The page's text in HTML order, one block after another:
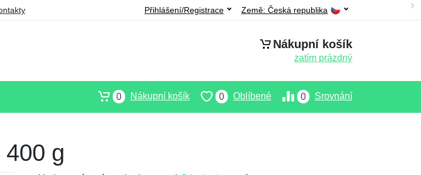
Země: Česká republika
Přihlášení/Registrace
Nákupní košík
zatím prázdný
0 Srovnání
0 Oblíbené
0 Nákupní košík
g